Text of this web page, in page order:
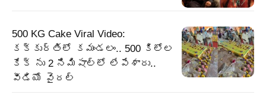
500 KG Cake Viral Video:
కక్కుర్తిలో కమండలం.. 500 కిలోల
కేక్ ను 2 నిమిషాల్లో లేపేశారు..
వీడియో వైరల్